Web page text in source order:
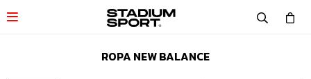

ROPA NEW BALANCE